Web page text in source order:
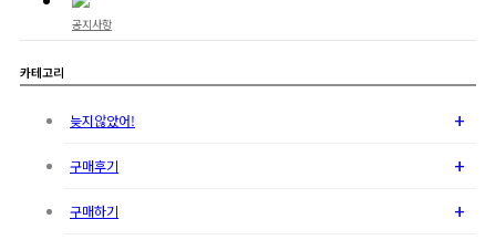
공지사항
카테고리
늦지않았어! +
구매후기 +
구매하기 +